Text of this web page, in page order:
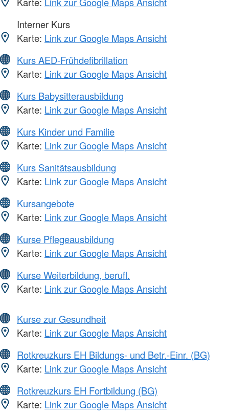
Interner Kurs
Karte: Link zur Google Maps Ansicht
Kurs AED-Frühdefibrillation
Karte: Link zur Google Maps Ansicht
Kurs Babysitterausbildung
Karte: Link zur Google Maps Ansicht
Kurs Kinder und Familie
Karte: Link zur Google Maps Ansicht
Kurs Sanitätsausbildung
Karte: Link zur Google Maps Ansicht
Kursangebote
Karte: Link zur Google Maps Ansicht
Kurse Pflegeausbildung
Karte: Link zur Google Maps Ansicht
Kurse Weiterbildung, berufl.
Karte: Link zur Google Maps Ansicht
Kurse zur Gesundheit
Karte: Link zur Google Maps Ansicht
Rotkreuzkurs EH Bildungs- und Betr.-Einr. (BG)
Karte: Link zur Google Maps Ansicht
Rotkreuzkurs EH Fortbildung (BG)
Karte: Link zur Google Maps Ansicht